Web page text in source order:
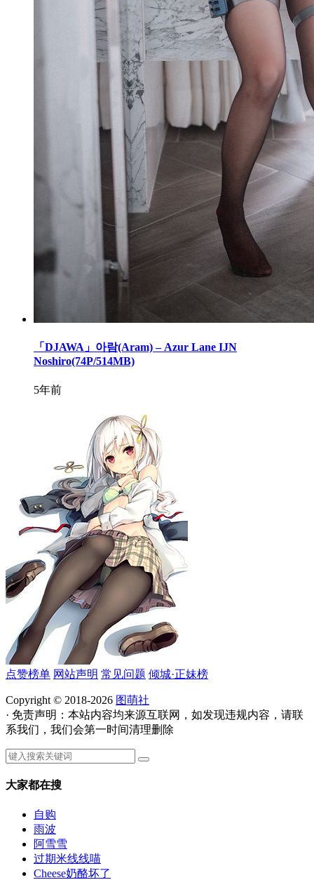
「DJAWA」아람(Aram) – Azur Lane IJN
Noshiro(74P/514MB)
5年前
点赞榜单 网站声明 常见问题 倾城·正妹榜
Copyright © 2018-2026 图萌社
· 免责声明：本站内容均来源互联网，如发现违规内容，请联
系我们，我们会第一时间清理删除
大家都在搜
自购
雨波
阿雪雪
过期米线线喵
Cheese奶酪坏了